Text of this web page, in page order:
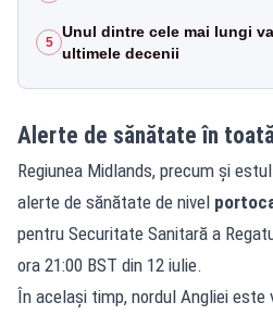
5
Unul dintre cele mai lungi
ultimele decenii
Alerte de sănătate în
Regiunea Midlands, precum și
alerte de sănătate de nivel
pentru Securitate Sanitară a
ora 21:00 BST din 12 iulie.
În același timp, nordul Angliei este